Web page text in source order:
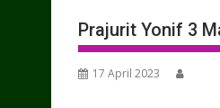
Prajurit Yonif 3
17 April 2023